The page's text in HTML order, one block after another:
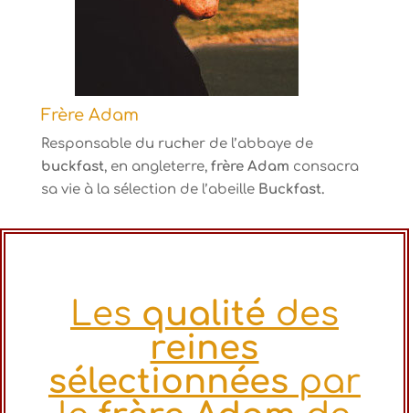
Frère Adam
Responsable du rucher de l’abbaye de
buckfast, en angleterre, frère Adam consacra
sa vie à la sélection de l’abeille Buckfast.
Les qualité des
reines
sélectionnées par